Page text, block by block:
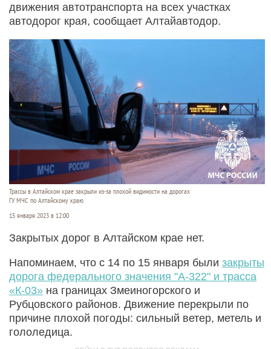
движения автотранспорта на всех участках
автодорог края, сообщает Алтайавтодор.
Трассы в Алтайском крае закрыли из-за плохой видимости на дорогах
ГУ МЧС по Алтайскому краю
15 января 2023 в 12:00
Закрытых дорог в Алтайском крае нет.
Напоминаем, что с 14 по 15 января были закрыты
дорога федерального значения "А-322" и трасса
«К-03» на границах Змеиногорского и
Рубцовского районов. Движение перекрыли по
причине плохой погоды: сильный ветер, метель и
гололедица.